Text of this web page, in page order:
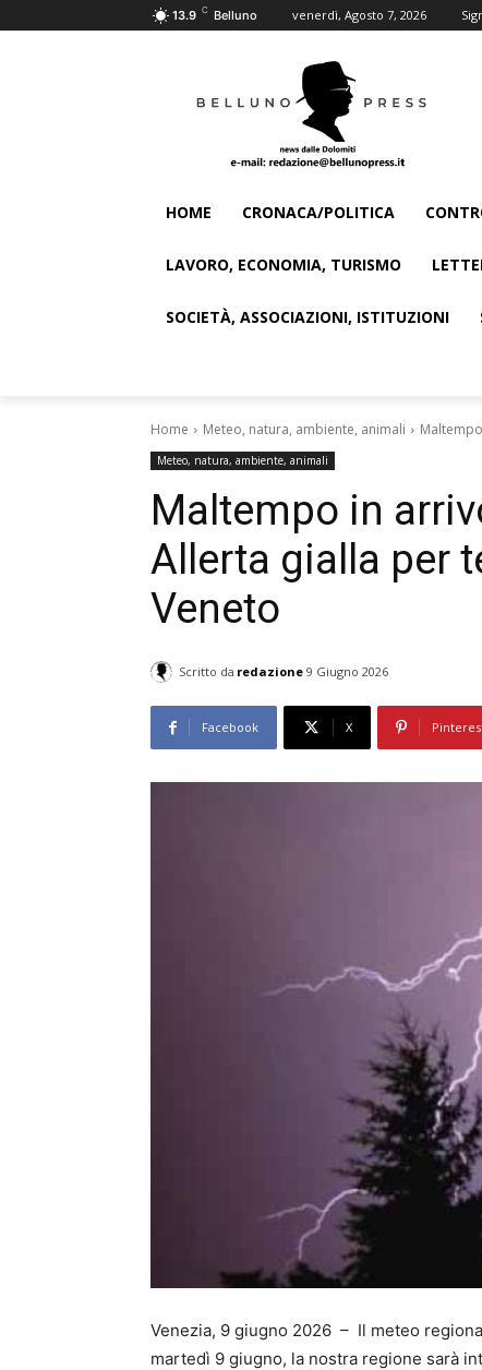
13.9 C Belluno venerdì, Agosto 7, 2026
HOME CRONACA/POLITICA
LAVORO, ECONOMIA, TURISMO
SOCIETÀ, ASSOCIAZIONI, ISTITUZIONI
Home Meteo, natura, ambiente, animali
Meteo, natura, ambiente, animali
Maltempo in
Allerta gialla per
Veneto
Scritto da redazione 9 Giugno 2026
Facebook X
Venezia, 9 giugno 2026 – Il meteo
martedì 9 giugno, la nostra regione sarà